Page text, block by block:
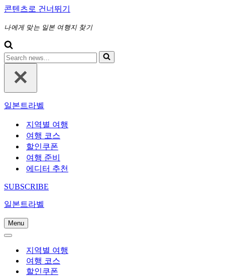
콘텐츠로 건너뛰기
나에게 맞는 일본 여행지 찾기
다
음
검
기...
일본트라벨
지역별 여행
여행 코스
할인쿠폰
여행 준비
에디터 추천
SUBSCRIBE
일본트라벨
Menu
내
게
내
지역별 여행
여행 코스
할인쿠폰